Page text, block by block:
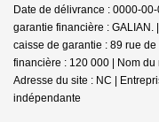
Date de délivrance : 0000-
garantie financière : GALIAN.
caisse de garantie : 89 rue
financière : 120 000 | Nom du
Adresse du site : NC |
indépendante